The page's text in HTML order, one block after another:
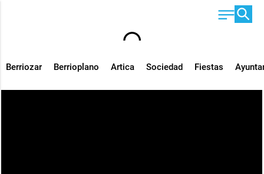
Berriozar Berrioplano Artica Sociedad Fiestas